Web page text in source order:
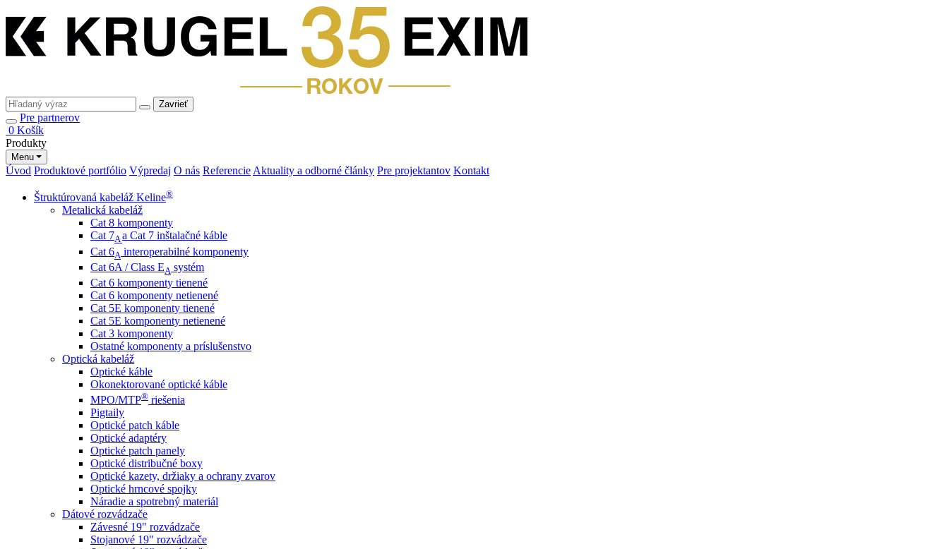
Zavrieť
Pre partnerov
0 Košík
Produkty
Menu
Úvod Produktové portfólio Výpredaj O nás Referencie Aktuality a odborné články Pre projektantov Kontakt
Štruktúrovaná kabeláž Keline®
Metalická kabeláž
Cat 8 komponenty
Cat 7Aa Cat 7 inštalačné káble
Cat 6A interoperabilné komponenty
Cat 6A / Class EA systém
Cat 6 komponenty tienené
Cat 6 komponenty netienené
Cat 5E komponenty tienené
Cat 5E komponenty netienené
Cat 3 komponenty
Ostatné komponenty a príslušenstvo
Optická kabeláž
Optické káble
Okonektorované optické káble
MPO/MTP® ​ riešenia
Pigtaily
Optické patch káble
Optické adaptéry
Optické patch panely
Optické distribučné boxy
Optické kazety, držiaky a ochrany zvarov
Optické hrncové spojky
Náradie a spotrebný materiál
Dátové rozvádzače
Závesné 19" rozvádzače
Stojanové 19" rozvádzače